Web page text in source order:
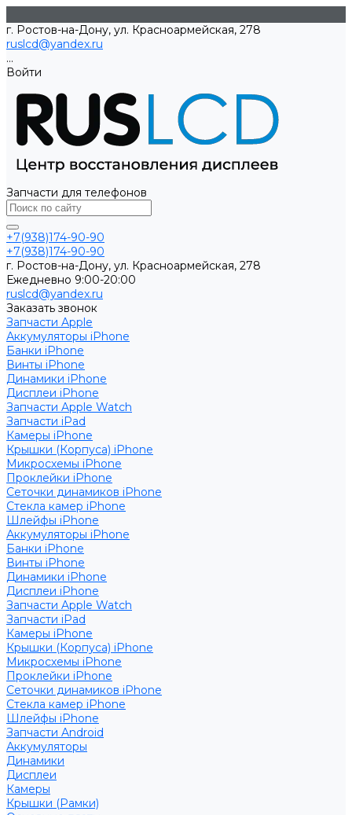
г. Ростов-на-Дону, ул. Красноармейская, 278
ruslcd@yandex.ru
...
Войти
Запчасти для телефонов
+7(938)174-90-90
+7(938)174-90-90
г. Ростов-на-Дону, ул. Красноармейская, 278
Ежедневно 9:00-20:00
ruslcd@yandex.ru
Заказать звонок
Запчасти Apple
Аккумуляторы iPhone
Банки iPhone
Винты iPhone
Динамики iPhone
Дисплеи iPhone
Запчасти Apple Watch
Запчасти iPad
Камеры iPhone
Крышки (Корпуса) iPhone
Микросхемы iPhone
Проклейки iPhone
Сеточки динамиков iPhone
Стекла камер iPhone
Шлейфы iPhone
Аккумуляторы iPhone
Банки iPhone
Винты iPhone
Динамики iPhone
Дисплеи iPhone
Запчасти Apple Watch
Запчасти iPad
Камеры iPhone
Крышки (Корпуса) iPhone
Микросхемы iPhone
Проклейки iPhone
Сеточки динамиков iPhone
Стекла камер iPhone
Шлейфы iPhone
Запчасти Android
Аккумуляторы
Динамики
Дисплеи
Камеры
Крышки (Рамки)